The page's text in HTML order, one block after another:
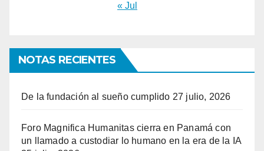
« Jul
NOTAS RECIENTES
De la fundación al sueño cumplido 27 julio, 2026
Foro Magnifica Humanitas cierra en Panamá con
un llamado a custodiar lo humano en la era de la IA